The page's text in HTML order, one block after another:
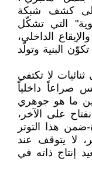
إلى كشف شبكة
التي تشكّل
الداخلي،
البنية وتولّد
لا تكتفي
صراعاً داخلياً
ما هو جوهري
على الآخر،
ضمن هذا التوتر
لا يتوقف عند
إنتاج ذاته في